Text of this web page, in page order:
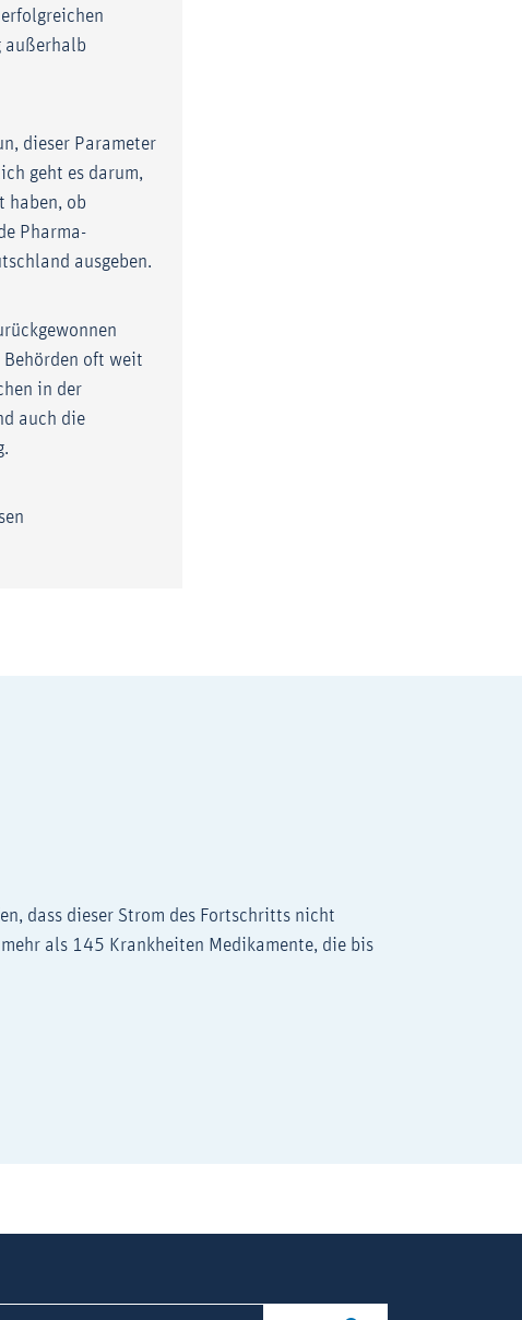
außerhalb
dieser Parameter
geht es darum,
haben, ob
Pharma-
ausgeben.
Behörden oft weit
in der
auch die
dass dieser Strom des Fortschritts nicht
als 145 Krankheiten Medikamente, die bis